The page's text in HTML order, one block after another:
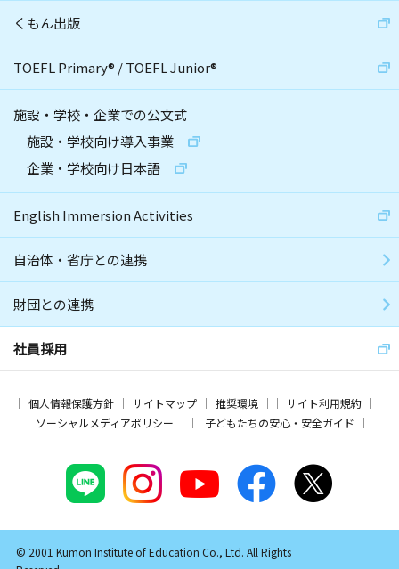
くもん出版
TOEFL Primary® /TOEFL Junior®
施設・学校・企業での公文式
施設・学校向け導入事業
企業・学校向け日本語
English Immersion Activities
自治体・省庁との連携
財団との連携
社員採用
個人情報保護方針 サイトマップ 推奨環境
サイト利用規約
ソーシャルメディアポリシー
子どもたちの安心・安全ガイド
© 2001 Kumon Institute of Education Co., Ltd. All Rights